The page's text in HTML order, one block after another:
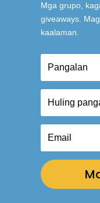
Mga grupo,
giveaways.
kaalaman.